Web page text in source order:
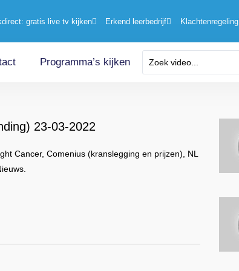
gratis live tv kijken Erkend leerbedrijf Klachtenregeling
Programma’s kijken
23-03-2022
Cancer, Comenius (kranslegging en prijzen), NL